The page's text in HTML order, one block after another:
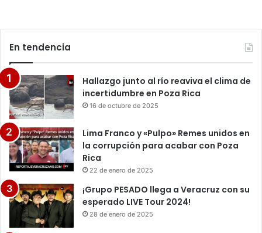
En tendencia
Hallazgo junto al río reaviva el clima de
incertidumbre en Poza Rica
16 de octubre de 2025
Lima Franco y «Pulpo» Remes unidos en
la corrupción para acabar con Poza
Rica
22 de enero de 2025
¡Grupo PESADO llega a Veracruz con su
esperado LIVE Tour 2024!
28 de enero de 2025